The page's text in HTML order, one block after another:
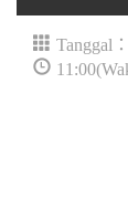
Tanggal